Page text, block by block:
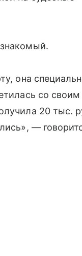
она
со своим
20 тыс.
—